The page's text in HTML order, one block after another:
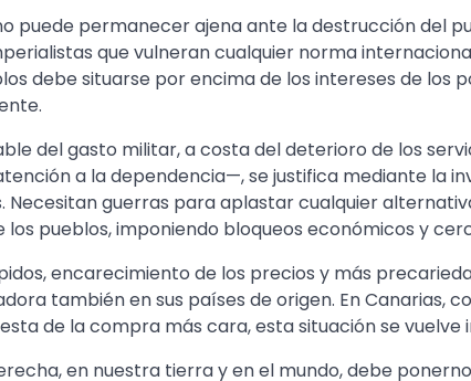
puede permanecer ajena ante la destrucción del
que vulneran cualquier norma
debe situarse por encima de los intereses de los
del gasto militar, a costa del deterioro de los
a la dependencia—, se justifica mediante la
Necesitan guerras para aplastar cualquier
los pueblos, imponiendo bloqueos económicos y
encarecimiento de los precios y más
también en sus países de origen. En Canarias,
de la compra más cara, esta situación se vuelve
en nuestra tierra y en el mundo, debe